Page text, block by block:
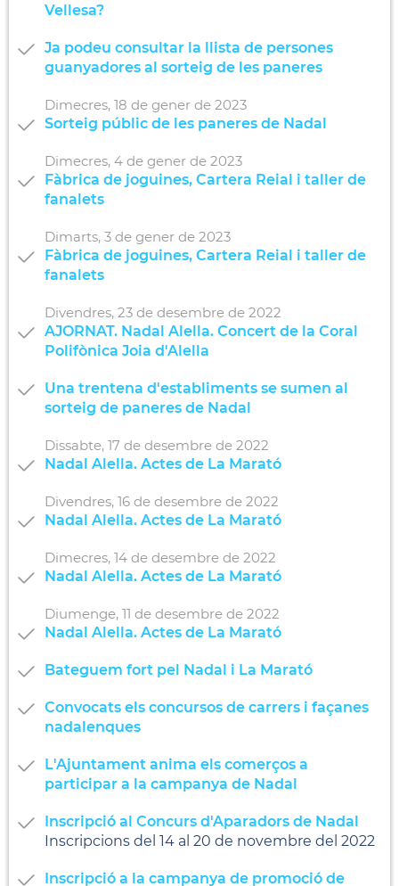
Vellesa?
Ja podeu consultar la llista de persones
guanyadores al sorteig de les paneres
Dimecres, 18 de gener de 2023
Sorteig públic de les paneres de Nadal
Dimecres, 4 de gener de 2023
Fàbrica de joguines, Cartera Reial i taller de
fanalets
Dimarts, 3 de gener de 2023
Fàbrica de joguines, Cartera Reial i taller de
fanalets
Divendres, 23 de desembre de 2022
AJORNAT. Nadal Alella. Concert de la Coral
Polifònica Joia d'Alella
Una trentena d'establiments se sumen al
sorteig de paneres de Nadal
Dissabte, 17 de desembre de 2022
Nadal Alella. Actes de La Marató
Divendres, 16 de desembre de 2022
Nadal Alella. Actes de La Marató
Dimecres, 14 de desembre de 2022
Nadal Alella. Actes de La Marató
Diumenge, 11 de desembre de 2022
Nadal Alella. Actes de La Marató
Bateguem fort pel Nadal i La Marató
Convocats els concursos de carrers i façanes
nadalenques
L'Ajuntament anima els comerços a
participar a la campanya de Nadal
Inscripció al Concurs d'Aparadors de Nadal
Inscripcions del 14 al 20 de novembre del 2022
Inscripció a la campanya de promoció de